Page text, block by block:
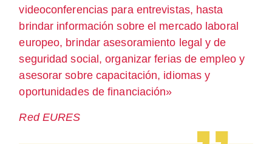
videoconferencias para entrevistas, hasta
brindar información sobre el mercado laboral
europeo, brindar asesoramiento legal y de
seguridad social, organizar ferias de empleo y
asesorar sobre capacitación, idiomas y
oportunidades de financiación»
Red EURES